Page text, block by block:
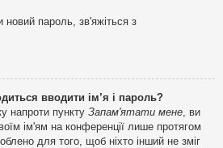
пароль, зв'яжіться з
вводити ім’я і пароль?
напроти пункту Запам'ятати мене , ви
ім'ям на конференції лише протягом
для того, щоб ніхто інший не зміг